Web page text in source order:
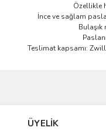
Özellikle
İnce ve sağlam
Teslimat kapsamı:
ÜYELİK